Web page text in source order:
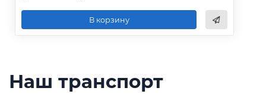
В корзину
Наш транспорт